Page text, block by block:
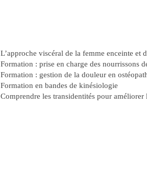
L’approche viscéral de la femme enceinte et
Formation : prise en charge des nourrissons
Formation : gestion de la douleur en
Formation en bandes de kinésiologie
Comprendre les transidentités pour améliorer